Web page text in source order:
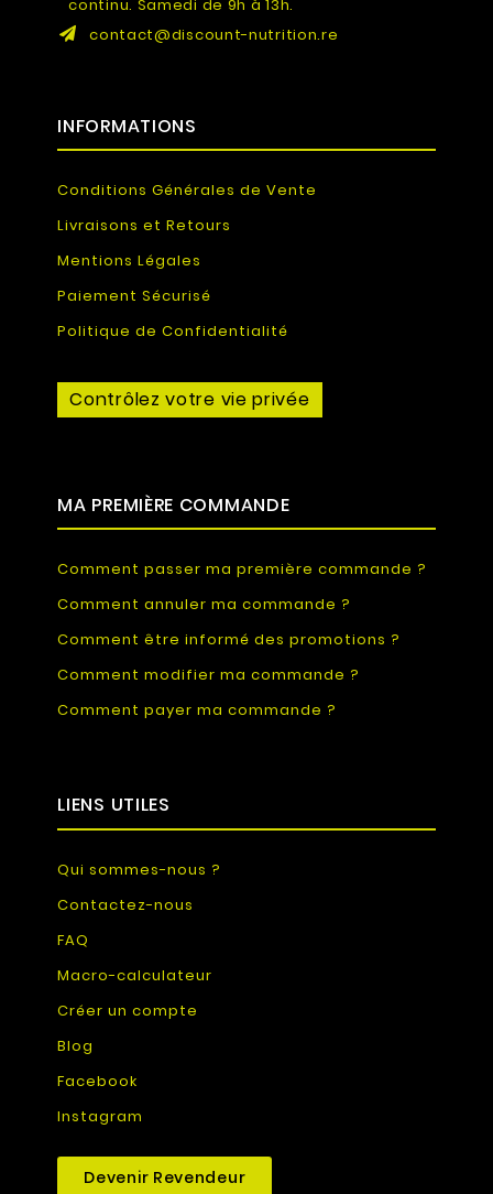
continu. Samedi de 9h à 13h.
contact@discount-nutrition.re
INFORMATIONS
Conditions Générales de Vente
Livraisons et Retours
Mentions Légales
Paiement Sécurisé
Politique de Confidentialité
Contrôlez votre vie privée
MA PREMIÈRE COMMANDE
Comment passer ma première commande ?
Comment annuler ma commande ?
Comment être informé des promotions ?
Comment modifier ma commande ?
Comment payer ma commande ?
LIENS UTILES
Qui sommes-nous ?
Contactez-nous
FAQ
Macro-calculateur
Créer un compte
Blog
Facebook
Instagram
Devenir Revendeur